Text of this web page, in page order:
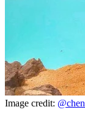
Image credit: